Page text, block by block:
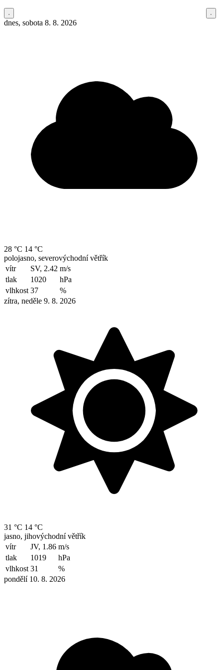
dnes, sobota 8. 8. 2026
28 °C 14 °C
polojasno, severovýchodní větřík
vítr
SV, 2.42 m/s
tlak
1020
hPa
vlhkost 37
%
zítra, neděle 9. 8. 2026
31 °C 14 °C
jasno, jihovýchodní větřík
vítr
JV, 1.86 m/s
tlak
1019
hPa
vlhkost 31
%
pondělí 10. 8. 2026